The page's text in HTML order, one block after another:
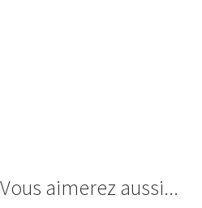
Vous aimerez aussi...